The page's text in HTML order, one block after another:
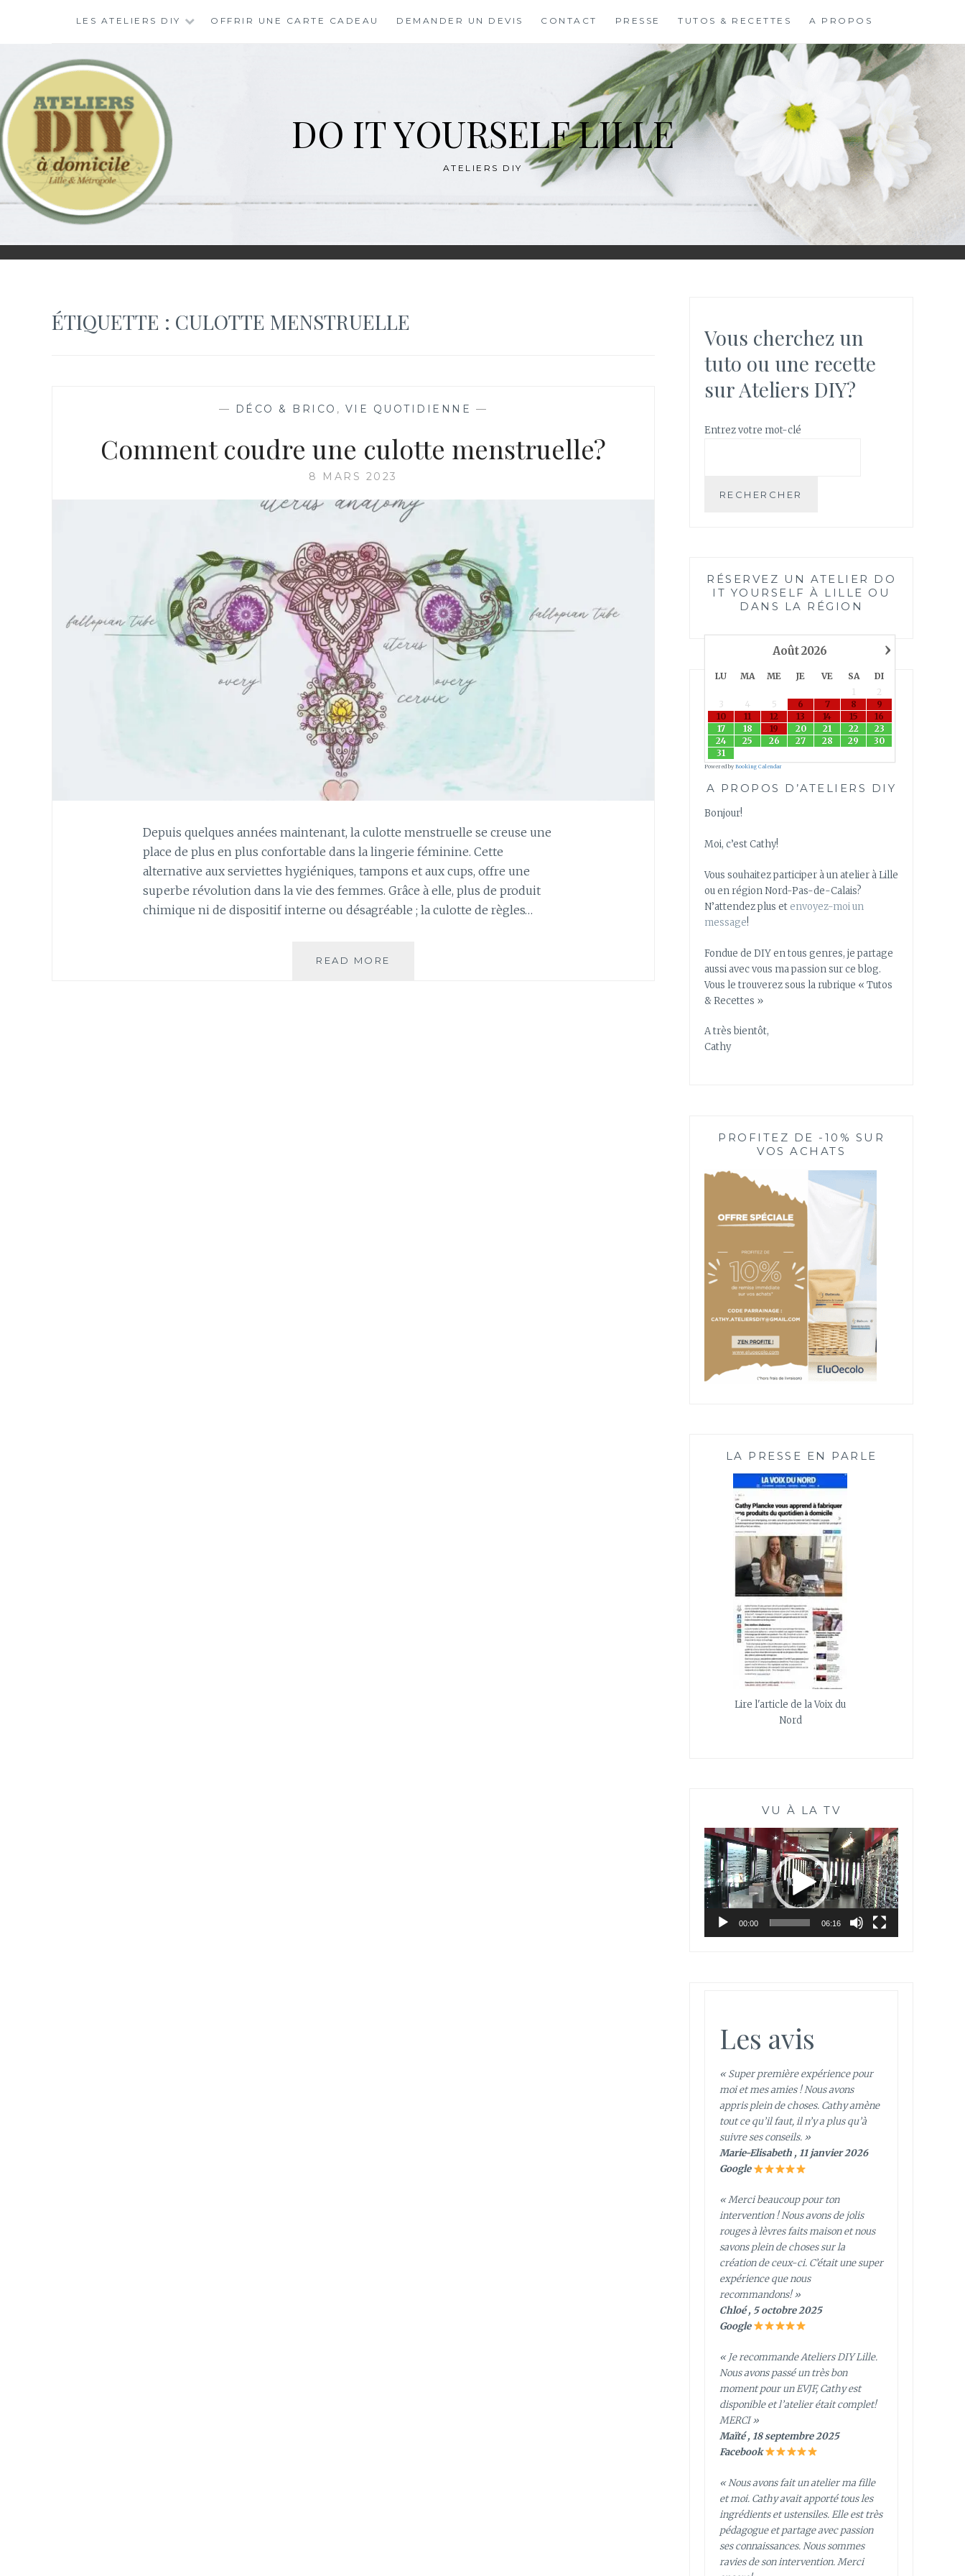
LES ATELIERS DIY OFFRIR UNE CARTE CADEAU DEMANDER UN DEVIS CONTACT PRESSE TUTOS & RECETTES A PROPOS
DO IT YOURSELF LILLE
ATELIERS DIY
ÉTIQUETTE : CULOTTE MENSTRUELLE
— DÉCO & BRICO , VIE QUOTIDIENNE —
Comment coudre une culotte menstruelle?
8 MARS 2023
Depuis quelques années maintenant, la culotte menstruelle se creuse une
place de plus en plus confortable dans la lingerie féminine. Cette
alternative aux serviettes hygiéniques, tampons et aux cups, offre une
superbe révolution dans la vie des femmes. Grâce à elle, plus de produit
chimique ni de dispositif interne ou désagréable ; la culotte de règles…
READ MORE
Vous cherchez un
tuto ou une recette
sur Ateliers DIY?
Entrez votre mot-clé
RECHERCHER
RÉSERVEZ UN ATELIER DO
IT YOURSELF À LILLE OU
DANS LA RÉGION
›
Août2026
LU MA ME JE VE SA
DI
1
2
3
4 5 6 7 8
9
10
11 12 13 14 15
16
17
18 19 20 21 22
23
24
25 26 27 28 29
30
31
Powered by Booking Calendar
A PROPOS D’ATELIERS DIY
Bonjour!
Moi, c’est Cathy!
Vous souhaitez participer à un atelier à Lille
ou en région Nord-Pas-de-Calais?
N’attendez plus et envoyez-moi un
message!
Fondue de DIY en tous genres, je partage
aussi avec vous ma passion sur ce blog.
Vous le trouverez sous la rubrique « Tutos
& Recettes »
A très bientôt,
Cathy
PROFITEZ DE -10% SUR
VOS ACHATS
LA PRESSE EN PARLE
Lire l'article de la Voix du
Nord
VU À LA TV
Lecteur
vidéo
00:00 06:16
Les avis
« Super première expérience pour
moi et mes amies ! Nous avons
appris plein de choses. Cathy amène
tout ce qu’il faut, il n’y a plus qu’à
suivre ses conseils. »
Marie-Elisabeth , 11 janvier 2026
Google
« Merci beaucoup pour ton
intervention ! Nous avons de jolis
rouges à lèvres faits maison et nous
savons plein de choses sur la
création de ceux-ci. C’était une super
expérience que nous
recommandons! »
Chloé , 5 octobre 2025
Google
« Je recommande Ateliers DIY Lille.
Nous avons passé un très bon
moment pour un EVJF, Cathy est
disponible et l’atelier était complet!
MERCI »
Maïté , 18 septembre 2025
Facebook
« Nous avons fait un atelier ma fille
et moi. Cathy avait apporté tous les
ingrédients et ustensiles. Elle est très
pédagogue et partage avec passion
ses connaissances. Nous sommes
ravies de son intervention. Merci